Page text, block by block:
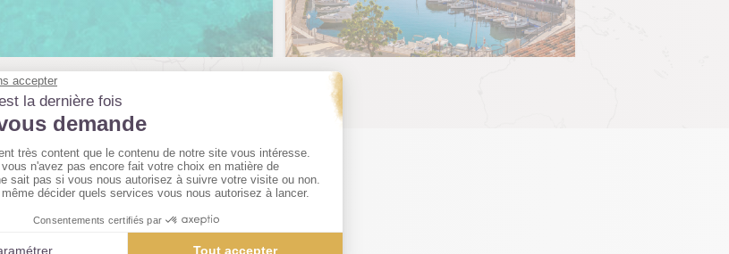
LE PROGRAMME JOUR PAR JOUR